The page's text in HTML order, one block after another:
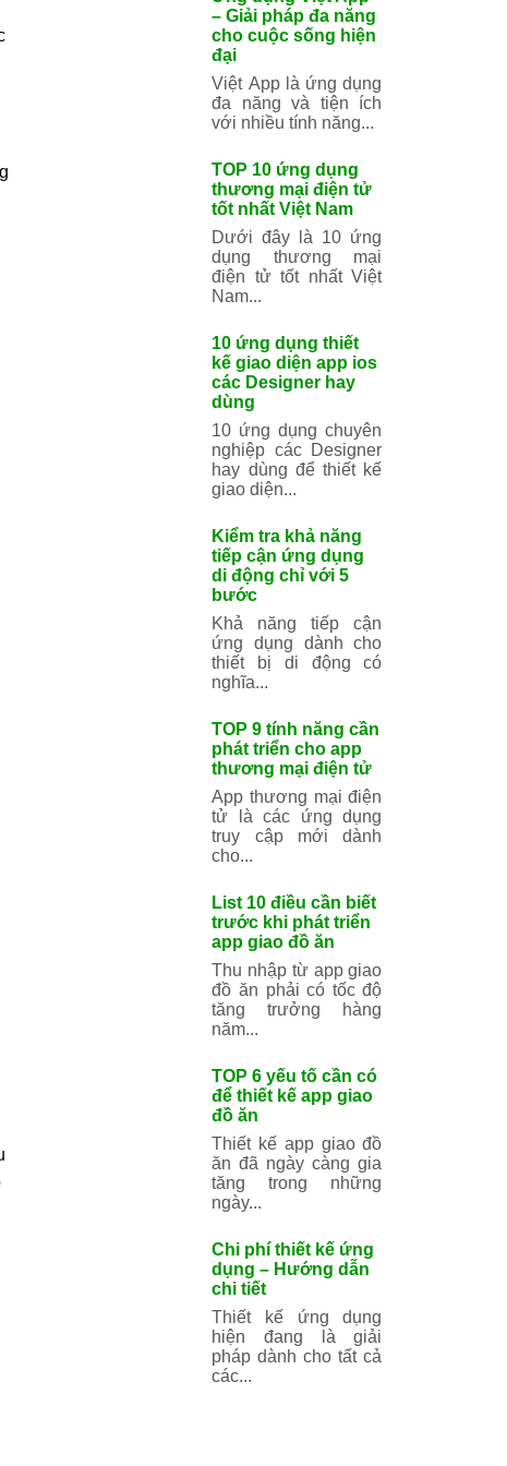
hợp được tạo thành
từ ba...
Top 20 công ty
thiết kế Mobile
App chuyên
Nam
Thời đại công nghệ
số đã thay đổi hoàn
toàn thói quen,
hành vi...
App – Giải pháp
đa năng cho cuộc
sống hiện đại
Việt App là ứng
dụng đa năng và
tiện ích với nhiều
tính năng...
thương mại điện
tử tốt nhất Việt
Nam
dụng thương mại
điện tử tốt nhất Việt
Nam...
10 ứng dụng thiết
kế giao diện app
ios các Designer
hay dùng
10 ứng dụng chuyên
nghiệp các Designer
hay dùng để thiết kế
Kiểm tra khả
năng tiếp cận
ứng dụng di động
chỉ với 5 bước
Khả năng tiếp cận
thiết bị di động có
nghĩa...
TOP 9 tính năng
cần phát triển
cho app thương
mại điện tử
điện tử là các ứng
dụng truy cập mới
dành cho...
List 10 điều cần
biết trước khi
phát triển app